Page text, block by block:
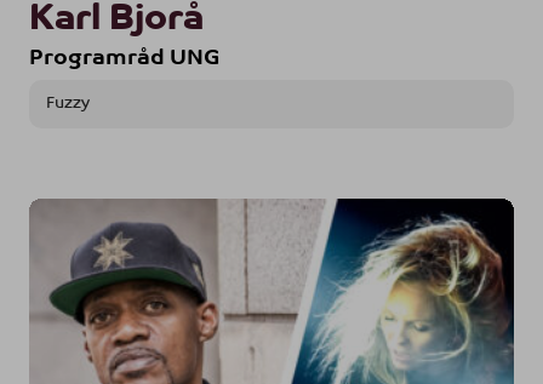
Karl Bjorå
Programråd UNG
Fuzzy